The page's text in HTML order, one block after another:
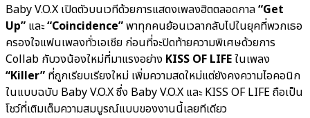
Baby V.O.X เปิดตัวบนเวทีด้วยการแสดงเพลงฮิตตลอดกาล“Get
Up” และ“Coincidence”พาทุกคนย้อนเวลากลับไปในยุคที่พวกเธอ
ครองใจแฟนเพลงทั่วเอเชีย ก่อนที่จะปิดท้ายความพิเศษด้วยการ
Collab กับวงน้องใหม่ที่มาแรงอย่าง KISS OF LIFEในเพลง
“Killer” ที่ถูกเรียบเรียงใหม่ เพิ่มความสดใหม่แต่ยังคงความไอคอนิก
ในแบบฉบับ Baby V.O.X ซึ่ง Baby V.O.X และ KISS OF LIFE ถือเป็น
โชว์ที่เติมเต็มความสมบูรณ์แบบของงานนี้เลยทีเดียว